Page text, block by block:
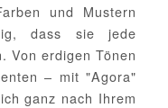
und Mustern
dass sie jede
Von erdigen Tönen
– mit "Agora"
ganz nach Ihrem